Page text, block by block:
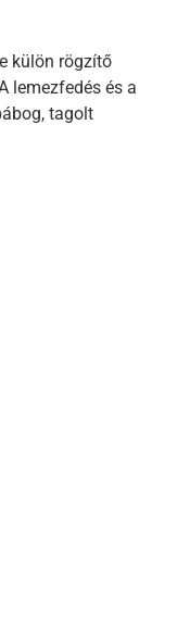
külön rögzítő
lemezfedés és a
tagolt